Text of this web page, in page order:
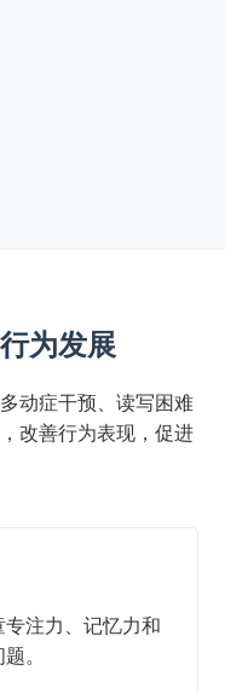
为发展
动症干预、读写困难
改善行为表现，促进
注力、记忆力和
。